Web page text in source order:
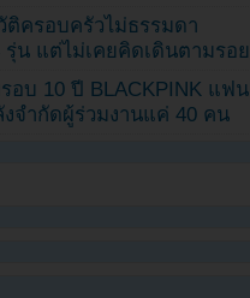
ติครอบครัวไม่ธรรมดา
น แต่ไม่เคยคิดเดินตามรอย
อบ 10 ปี BLACKPINK แฟน
จำกัดผู้ร่วมงานแค่ 40 คน